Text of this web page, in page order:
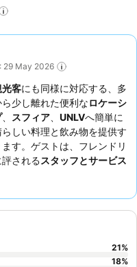
29 May 2026
光客にも同様に対応する、多
少し離れた便利なロケーシ
、 スフィア UNLVへ簡単に
しい料理と飲み物を提供す
す。ゲストは、フレンドリ
されるスタッフとサービス
インエントランスに面して
21%
18%